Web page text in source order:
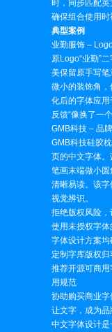
时，同步匹配
确保组合使用时
典型案例
业勤服饰 –
原Logo“业勤”
美保留原手写
微小的装饰角
化后的字体应
反馈“像换了一个
GMB科技 – 品
GMB科技硅胶
页的中文字体。
笔画末端做小
清晰易读。该
视觉辨识。
拒绝版权风险，
使用未授权字
字体设计方案均
定制字库版权
推荐开源可商
用规范
协助购买商业
让文字，成为
中文字体设计是